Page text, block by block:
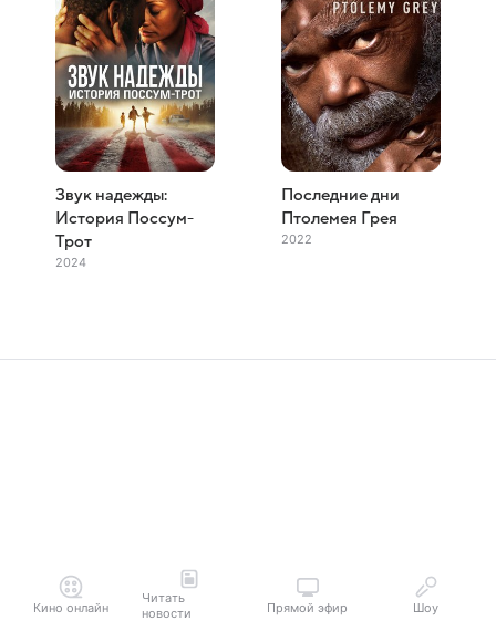
Звук надежды:
История Поссум-
Трот
2024
Последние дни
Птолемея Грея
2022
Кино онлайн
Читать
новости
Прямой эфир Шоу